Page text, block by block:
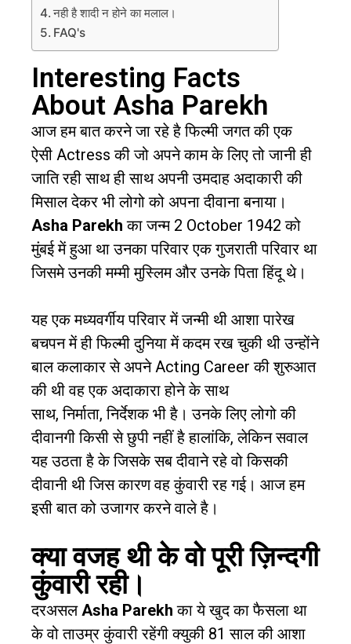
नही है शादी न होने का मलाल।
FAQ's
Interesting Facts
About Asha Parekh
आज हम बात करने जा रहे है फिल्मी जगत की एक
ऐसी Actress की जो अपने काम के लिए तो जानी ही
जाति रही साथ ही साथ अपनी उमदाह अदाकारी की
मिसाल देकर भी लोगो को अपना दीवाना बनाया।
Asha Parekhका जन्म 2 October 1942को
मुंबई में हुआ था उनका परिवार एक गुजराती परिवार था
जिसमे उनकी मम्मी मुस्लिम और उनके पिता हिंदू थे।
यह एक मध्यवर्गीय परिवार में जन्मी थी आशा पारेख
बचपन में ही फिल्मी दुनिया में कदम रख चुकी थी उन्होंने
बाल कलाकार से अपने Acting Career की शुरुआत
की थी वह एक अदाकारा होने के साथ
साथ, निर्माता, निर्देशक भी है। उनके लिए लोगो की
दीवानगी किसी से छुपी नहीं है हालांकि, लेकिन सवाल
यह उठता है के जिसके सब दीवाने रहे वो किसकी
दीवानी थी जिस कारण वह कुंवारी रह गई। आज हम
इसी बात को उजागर करने वाले है।
क्या वजह थी के वो पूरी ज़िन्दगी
कुंवारी रही।
दरअसल Asha Parekh का ये खुद का फैसला था
के वो ताउम्र कुंवारी रहेंगी क्युकी 81 साल की आशा